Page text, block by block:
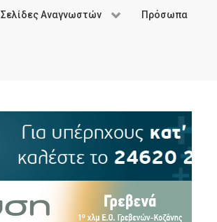
Σελίδες Αναγνωστών Πρόσωπα